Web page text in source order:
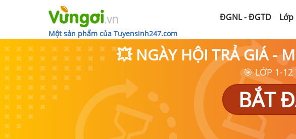
Một sản phẩm của Tuyensinh247.com
ĐGNL - ĐGTD Lớp
💥 NGÀY HỘI TRẢ GIÁ -
🎯 LỚP 1-12
BẮT